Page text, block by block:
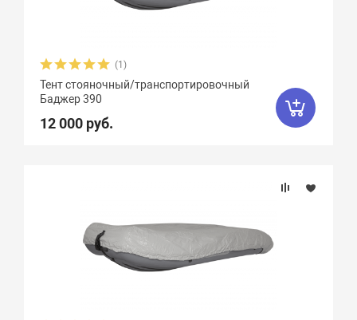
(1)
Тент стояночный/транспортировочный
Баджер 390
12 000 руб.